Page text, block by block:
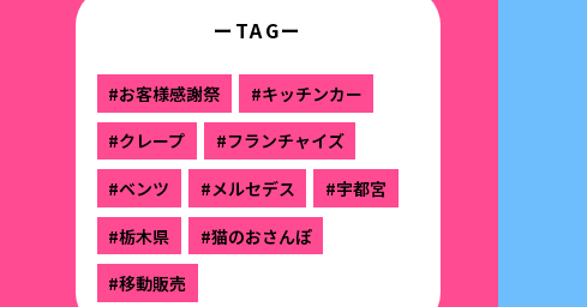
ーTAGー
#お客様感謝祭
#キッチンカー
#クレープ
#フランチャイズ
#ベンツ
#メルセデス
#宇都宮
#栃木県
#猫のおさんぽ
#移動販売